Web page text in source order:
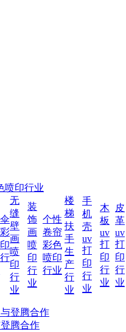
喷印行业
无
缝
壁
画
喷
印
行
业
装
饰
画
喷
印
行
业
个性
卷帘
彩色
喷印
行业
楼
梯
扶
手
生
产
行
业
手
机
壳
uv
打
印
行
业
木
板
uv
打
印
行
业
皮
革
uv
打
印
行
业
腾合作